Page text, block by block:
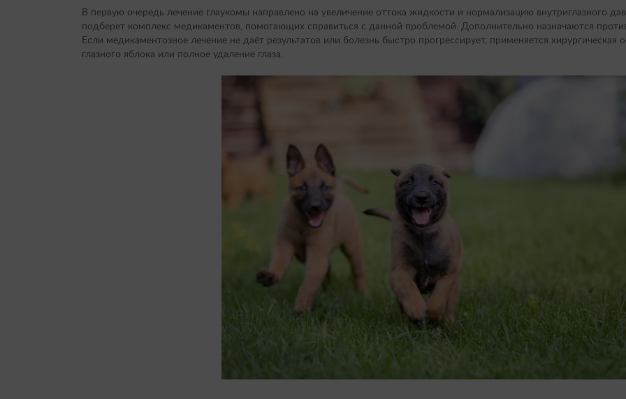
В первую очередь лечение глаукомы направлено на увеличение оттока жидкости и нормализацию внутриглазного
подберет комплекс медикаментов, помогающих справиться с данной проблемой. Дополнительно назначаются
Если медикаментозное лечение не даёт результатов или болезнь быстро прогрессирует, применяется хирургическая
глазного яблока или полное удаление глаза.